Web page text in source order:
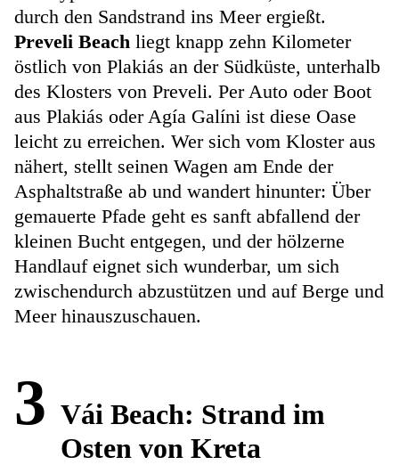
durch den Sandstrand ins Meer ergießt.
Preveli Beach liegt knapp zehn Kilometer
östlich von Plakiás an der Südküste, unterhalb
des Klosters von Preveli. Per Auto oder Boot
aus Plakiás oder Agía Galíni ist diese Oase
leicht zu erreichen. Wer sich vom Kloster aus
nähert, stellt seinen Wagen am Ende der
Asphaltstraße ab und wandert hinunter: Über
gemauerte Pfade geht es sanft abfallend der
kleinen Bucht entgegen, und der hölzerne
Handlauf eignet sich wunderbar, um sich
zwischendurch abzustützen und auf Berge und
Meer hinauszuschauen.
3 Vái Beach: Strand im
Osten von Kreta